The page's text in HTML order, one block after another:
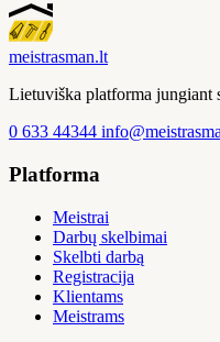
meistrasman.lt
Lietuviška platforma jungiant
0 633 44344
Platforma
Meistrai
Darbų skelbimai
Skelbti darbą
Registracija
Klientams
Meistrams